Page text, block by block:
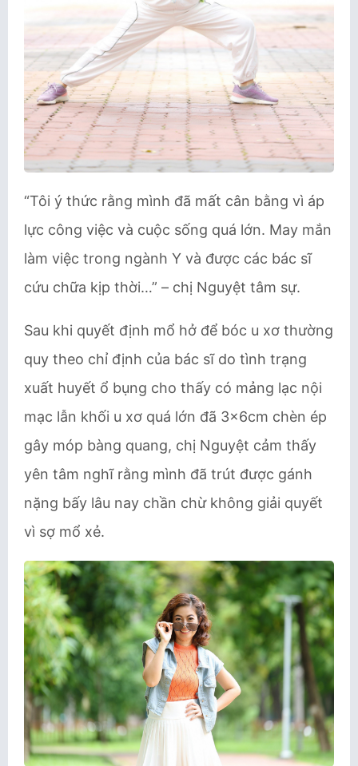
“Tôi ý thức rằng mình đã mất cân bằng vì áp
lực công việc và cuộc sống quá lớn. May mắn
làm việc trong ngành Y và được các bác sĩ
cứu chữa kịp thời…” – chị Nguyệt tâm sự.
Sau khi quyết định mổ hở để bóc u xơ thường
quy theo chỉ định của bác sĩ do tình trạng
xuất huyết ổ bụng cho thấy có mảng lạc nội
mạc lẫn khối u xơ quá lớn đã 3x6cm chèn ép
gây móp bàng quang, chị Nguyệt cảm thấy
yên tâm nghĩ rằng mình đã trút được gánh
nặng bấy lâu nay chần chừ không giải quyết
vì sợ mổ xẻ.